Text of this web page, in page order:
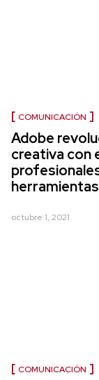
COMUNICACIÓN
Adobe
creativa con
octubre 1, 2021
COMUNICACIÓN